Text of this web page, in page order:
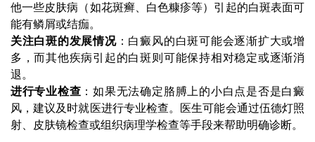
他一些皮肤病（如花斑癣、白色糠疹等）引起的白斑表面可
能有鳞屑或结痂。
关注白斑的发展情况：白癜风的白斑可能会逐渐扩大或增
多，而其他疾病引起的白斑则可能保持相对稳定或逐渐消
退。
进行专业检查 ：如果无法确定胳膊上的小白点是否是白癜
风，建议及时就医进行专业检查。医生可能会通过伍德灯照
射、皮肤镜检查或组织病理学检查等手段来帮助明确诊断。